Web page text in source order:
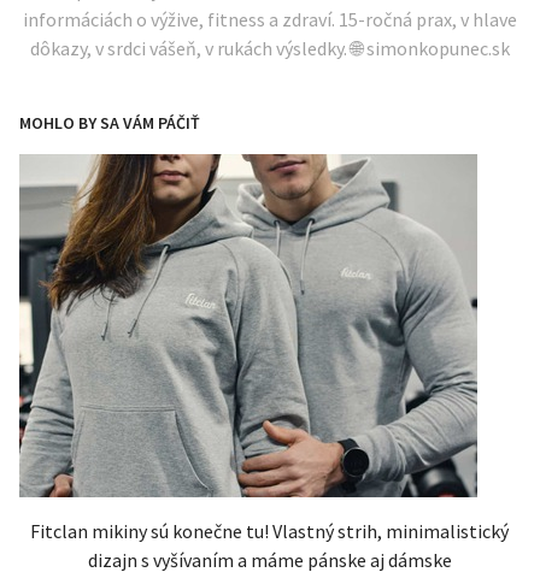
informáciách o výžive, fitness a zdraví. 15-ročná prax, v hlave
dôkazy, v srdci vášeň, v rukách výsledky. 🌐 simonkopunec.sk
MOHLO BY SA VÁM PÁČIŤ
Fitclan mikiny sú konečne tu! Vlastný strih, minimalistický
dizajn s vyšívaním a máme pánske aj dámske